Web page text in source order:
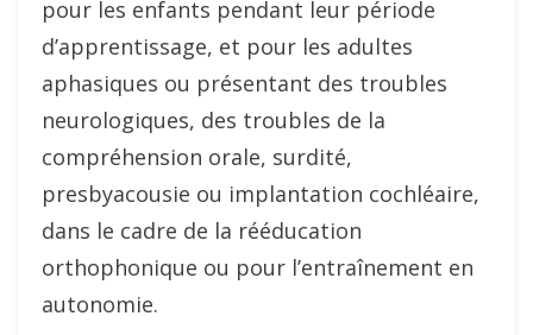
pour les enfants pendant leur période
d’apprentissage, et pour les adultes
aphasiques ou présentant des troubles
neurologiques, des troubles de la
compréhension orale, surdité,
presbyacousie ou implantation cochléaire,
dans le cadre de la rééducation
orthophonique ou pour l’entraînement en
autonomie.